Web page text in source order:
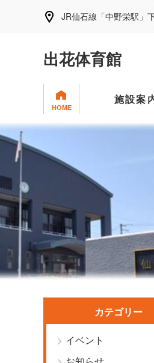
JR仙石線「中野栄駅」
出花体育館
HOME
施設案
カテゴリー
イベント